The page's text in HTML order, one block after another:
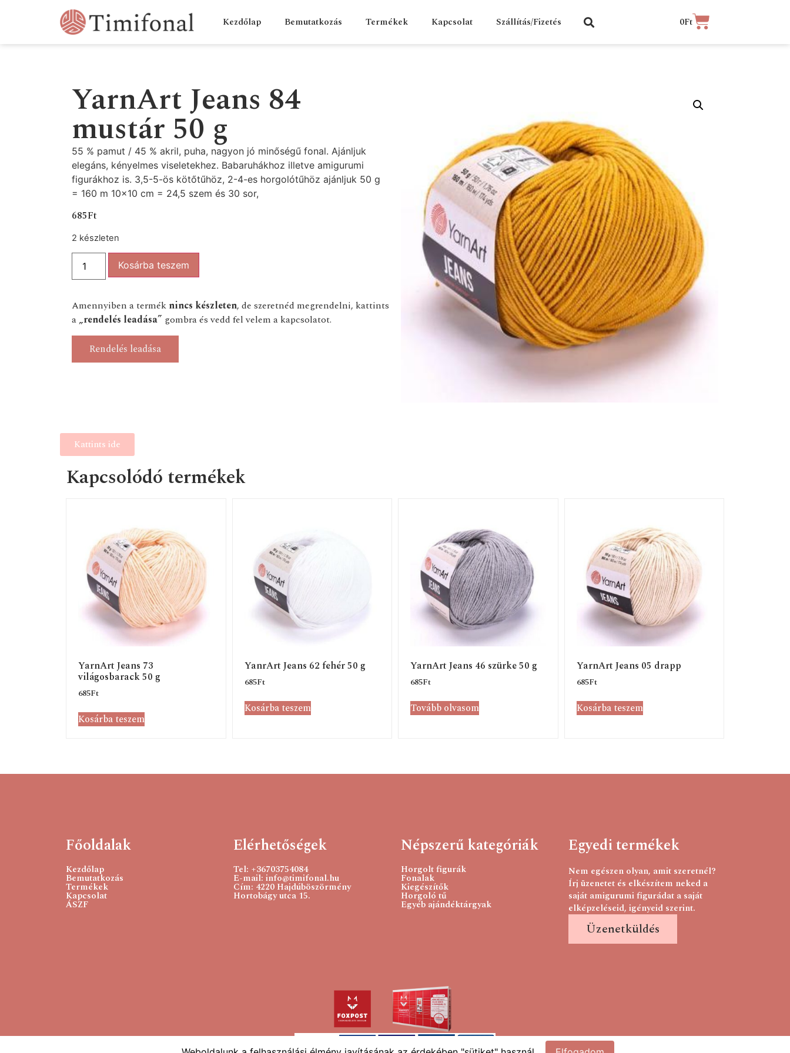
Kezdőlap Bemutatkozás Termékek Kapcsolat Szállítás/Fizetés 0Ft
YarnArt Jeans 84
mustár 50 g
55 % pamut / 45 % akril, puha, nagyon jó minőségű fonal. Ajánljuk
elegáns, kényelmes viseletekhez. Babaruhákhoz illetve amigurumi
figurákhoz is. 3,5-5-ös kötőtűhöz, 2-4-es horgolótűhöz ajánljuk 50 g
= 160 m 10×10 cm = 24,5 szem és 30 sor,
685Ft
2 készleten
Kosárba teszem
Amennyiben a termék nincs készleten, de szeretnéd megrendelni, kattints
a „rendelés leadása” gombra és vedd fel velem a kapcsolatot.
Rendelés leadása
Kattints ide
Kapcsolódó termékek
YarnArt Jeans 73
világosbarack 50 g
685Ft
Kosárba teszem
YanrArt Jeans 62 fehér 50 g
685Ft
Kosárba teszem
YarnArt Jeans 46 szürke 50 g
685Ft
Tovább olvasom
YarnArt Jeans 05 drapp
685Ft
Kosárba teszem
Főoldalak
Kezdőlap
Bemutatkozás
Termékek
Kapcsolat
ÁSZF
Elérhetőségek
Tel: +36703754084
E-mail: info@timifonal.hu
Cím: 4220 Hajdúböszörmény
Hortobágy utca 15.
Népszerű kategóriák
Horgolt figurák
Fonalak
Kiegészítők
Horgoló tű
Egyéb ajándéktárgyak
Egyedi termékek
Nem egészen olyan, amit szeretnél?
Írj üzenetet és elkészítem neked a
saját amigurumi figurádat a saját
elképzeléseid, igényeid szerint.
Üzenetküldés